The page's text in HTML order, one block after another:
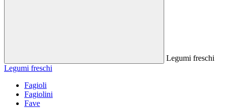
Legumi freschi
Legumi freschi
Fagioli
Fagiolini
Fave